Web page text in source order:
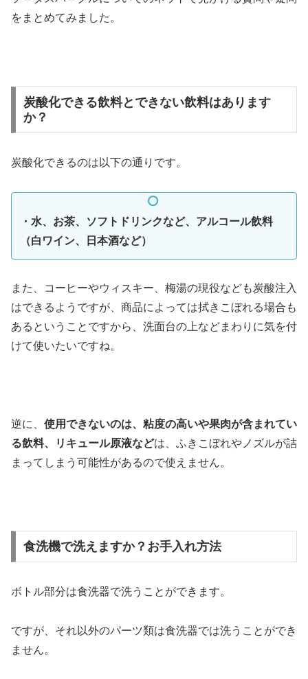
をまとめてみました。
炭酸化できる飲料とできない飲料はあります
か？
炭酸化できるのは以下の通りです。
・水、お茶、ソフトドリンクなど、アルコール飲料
（白ワイン、日本酒など）
また、コーヒーやウィスキー、梅湯の現役なども炭酸注入
はできるようですが、商品によっては拭きこぼれる場合も
あるということですから、洗面台の上などまわりに気を付
けて使いたいですね。
逆に、 使用できないのは、粘度の高いや果肉が含まれてい
る飲料、リキュール原液などは、ふきこぼれやノズルが詰
まってしまう可能性があるので使えません。
食洗機で洗えますか？お手入れ方法
ボトル部分は食洗器で洗うことができます。
ですが、それ以外のパーツ類は食洗器では洗うことができ
ません。